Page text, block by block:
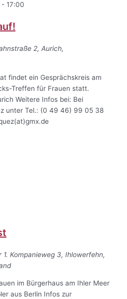
-17:00
2, Aurich,
findet ein Gesprächskreis am
Treffen für Frauen statt.
Weitere Infos bei: Bei
unter Tel.: (0 49 46) 99 05 38
1. Kompanieweg 3, Ihlowerfehn,
im Bürgerhaus am Ihler Meer
aus Berlin Infos zur